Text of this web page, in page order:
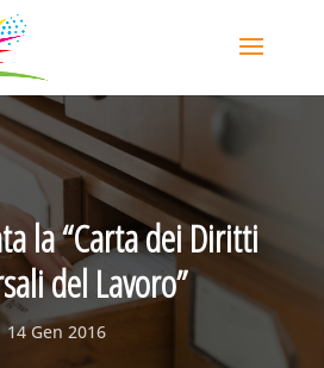
la “Carta dei Diritti
del Lavoro”
14 Gen 2016